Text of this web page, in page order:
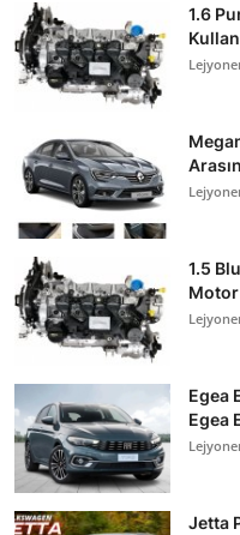
1.6
1.5
Motor
Egea
Egea
Jetta